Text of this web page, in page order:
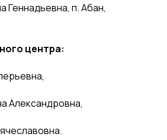
Геннадьевна, п. Абан,
центра:
Александровна,